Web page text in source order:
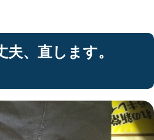
、直します。